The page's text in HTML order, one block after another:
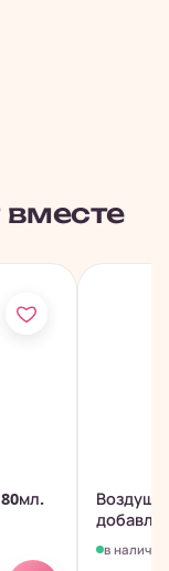
в наличии